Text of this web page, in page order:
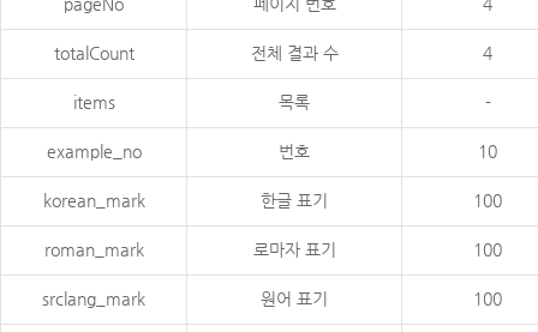
totalCount 전체 결과 수 4
items 목록 -
example_no 번호 10
korean_mark 한글 표기 100
roman_mark 로마자 표기 100
srclang_mark 원어 표기 100